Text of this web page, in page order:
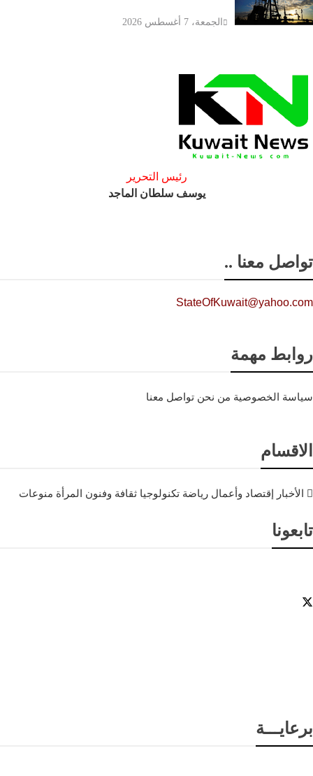
الجمعة، 7 أغسطس 2026
رئيس التحرير
يوسف سلطان الماجد
تواصل معنا ..
StateOfKuwait@yahoo.com
روابط مهمة
سياسة الخصوصية من نحن تواصل معنا
الاقسام
الأخبار إقتصاد وأعمال رياضة تكنولوجيا ثقافة وفنون المرأة منوعات
تابعونا
برعايـــة